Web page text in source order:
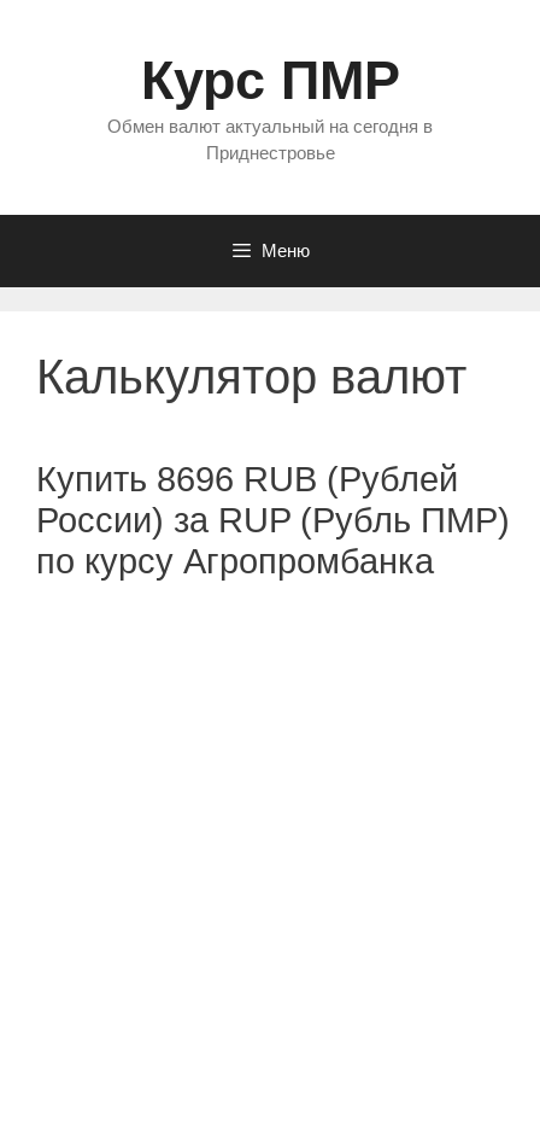
Курс ПМР
Обмен валют актуальный на сегодня в
Приднестровье
Меню
Калькулятор валют
Купить 8696 RUB (Рублей
России) за RUP (Рубль ПМР)
по курсу Агропромбанка